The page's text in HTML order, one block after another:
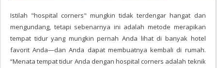
Istilah "hospital corners" mungkin tidak terdengar hangat dan
mengundang, tetapi sebenarnya ini adalah metode merapikan
tempat tidur yang mungkin pernah Anda lihat di banyak hotel
favorit Anda—dan Anda dapat membuatnya kembali di rumah.
“Menata tempat tidur Anda dengan hospital corners adalah teknik